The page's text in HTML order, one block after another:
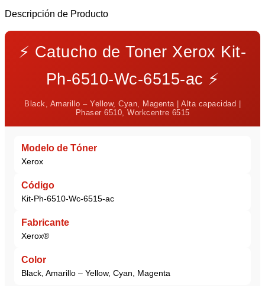
Descripción de Producto
⚡ Catucho de Toner Xerox Kit-
Ph-6510-Wc-6515-ac ⚡
Black, Amarillo – Yellow, Cyan, Magenta | Alta capacidad |
Phaser 6510, Workcentre 6515
Modelo de Tóner
Xerox
Código
Kit-Ph-6510-Wc-6515-ac
Fabricante
Xerox®
Color
Black, Amarillo – Yellow, Cyan, Magenta